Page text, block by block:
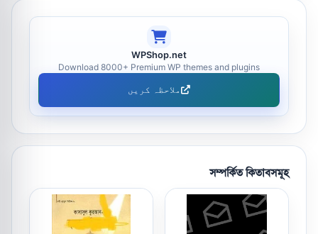
WPShop.net
Download 8000+ Premium WP themes and plugins
ملاحظہ کریں
সম্পর্কিত কিতাবসমূহ